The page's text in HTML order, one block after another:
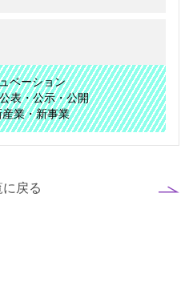
ベーション
表・公示・公開
産業・新事業
戻る